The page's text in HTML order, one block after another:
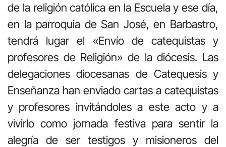
de la religión católica en la Escuela y ese día,
en la parroquia de San José, en Barbastro,
tendrá lugar el «Envío de catequistas y
profesores de Religión» de la diócesis. Las
delegaciones diocesanas de Catequesis y
Enseñanza han enviado cartas a catequistas
y profesores invitándoles a este acto y a
vivirlo como jornada festiva para sentir la
alegría de ser testigos y misioneros del